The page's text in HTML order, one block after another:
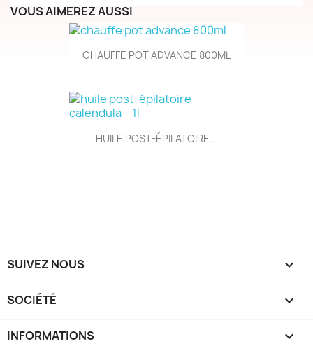
VOUS AIMEREZ AUSSI
CHAUFFE POT ADVANCE 800ML
HUILE POST-ÉPILATOIRE...
SUIVEZ NOUS 
SOCIÉTÉ 
INFORMATIONS keyboard_arrow_down